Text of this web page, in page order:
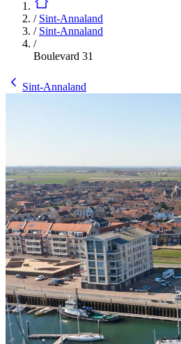
/ Sint-Annaland
/ Sint-Annaland
/
Boulevard 31
Sint-Annaland